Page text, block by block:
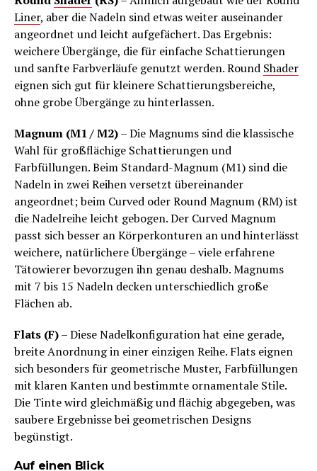
Liner, aber die Nadeln sind etwas weiter auseinander
angeordnet und leicht aufgefächert. Das Ergebnis:
weichere Übergänge, die für einfache Schattierungen
und sanfte Farbverläufe genutzt werden. Round Shader
eignen sich gut für kleinere Schattierungsbereiche,
ohne grobe Übergänge zu hinterlassen.
Magnum (M1 / M2)– Die Magnums sind die klassische
Wahl für großflächige Schattierungen und
Farbfüllungen. Beim Standard-Magnum (M1) sind die
Nadeln in zwei Reihen versetzt übereinander
angeordnet; beim Curved oder Round Magnum (RM) ist
die Nadelreihe leicht gebogen. Der Curved Magnum
passt sich besser an Körperkonturen an und hinterlässt
weichere, natürlichere Übergänge – viele erfahrene
Tätowierer bevorzugen ihn genau deshalb. Magnums
mit 7 bis 15 Nadeln decken unterschiedlich große
Flächen ab.
Flats (F)– Diese Nadelkonfiguration hat eine gerade,
breite Anordnung in einer einzigen Reihe. Flats eignen
sich besonders für geometrische Muster, Farbfüllungen
mit klaren Kanten und bestimmte ornamentale Stile.
Die Tinte wird gleichmäßig und flächig abgegeben, was
saubere Ergebnisse bei geometrischen Designs
begünstigt.
Auf einen Blick